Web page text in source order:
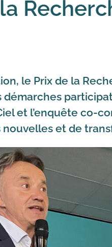
le Prix de la
démarches
et l’enquête co-
nouvelles et de